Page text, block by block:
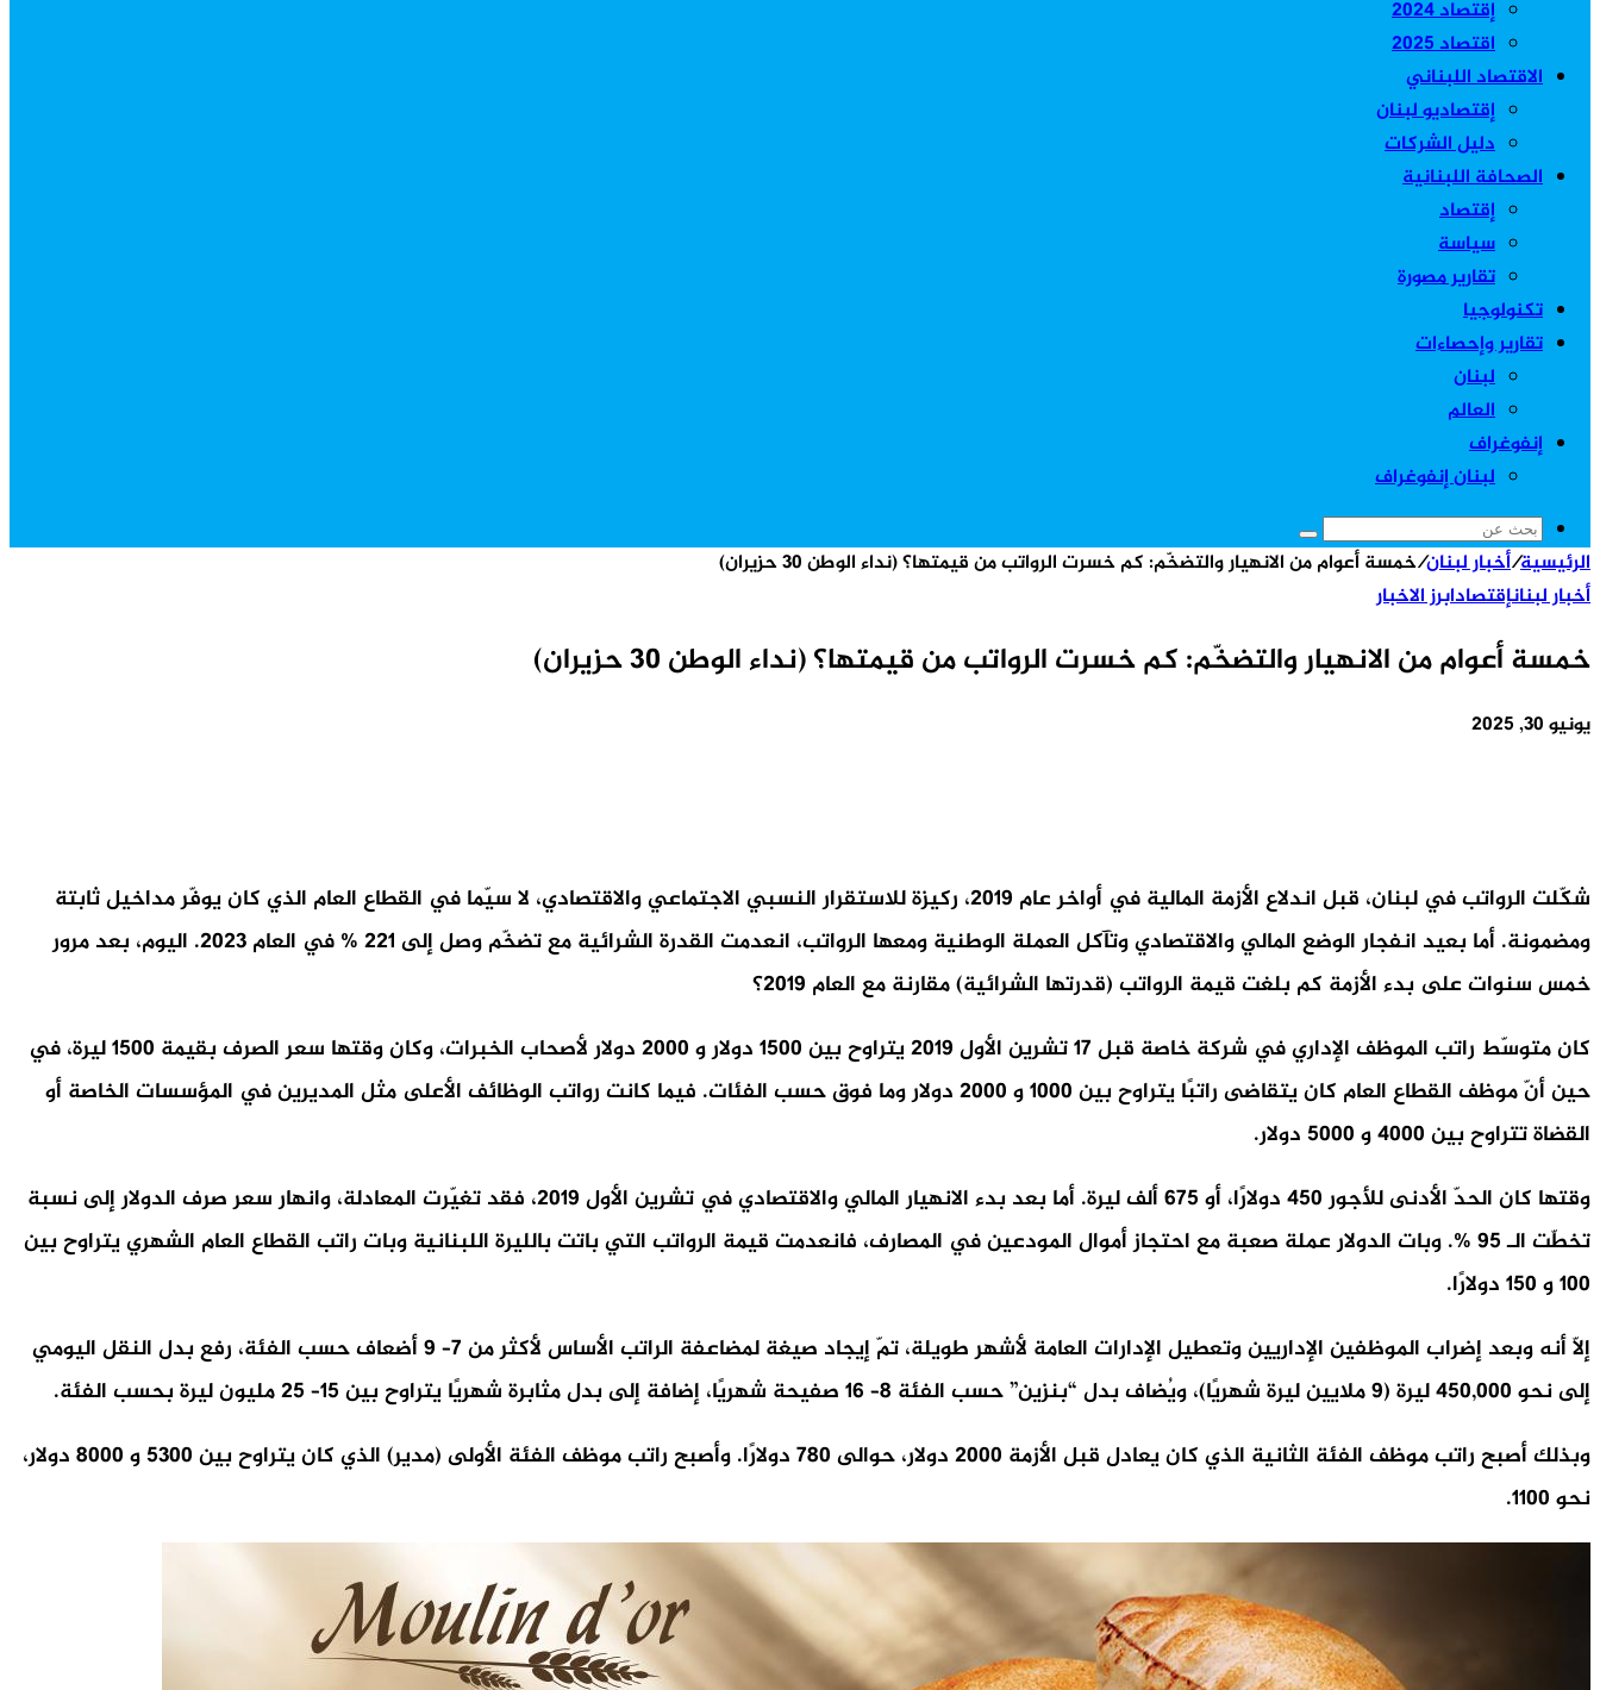
إقتصاد 2024
اقتصاد 2025
الاقتصاد اللبناني
إقتصاديو لبنان
دليل الشركات
الصحافة اللبنانية
إقتصاد
سياسة
تقارير مصورة
تكنولوجيا
تقارير وإحصاءات
لبنان
العالم
إنفوغراف
لبنان إنفوغراف
بحث
عن
الرئيسية/أخبار لبنان/خمسة أعوام من الانهيار والتضخّم: كم خسرت الرواتب من قيمتها؟ (نداء الوطن ٣٠ حزيران)
أخبار لبنانإقتصادابرز الاخبار
خمسة أعوام من الانهيار والتضخّم: كم خسرت الرواتب من قيمتها؟ (نداء الوطن ٣٠ حزيران)
يونيو 30, 2025
شكّلت الرواتب في لبنان، قبل اندلاع الأزمة المالية في أواخر عام 2019، ركيزة للاستقرار النسبي الاجتماعي والاقتصادي، لا سيّما في القطاع العام الذي كان يوفّر مداخيل ثابتة
ومضمونة. أما بعيد انفجار الوضع المالي والاقتصادي وتآكل العملة الوطنية ومعها الرواتب، انعدمت القدرة الشرائية مع تضخّم وصل إلى 221 % في العام 2023. اليوم، بعد مرور
خمس سنوات على بدء الأزمة كم بلغت قيمة الرواتب (قدرتها الشرائية) مقارنة مع العام 2019؟
كان متوسّط راتب الموظف الإداري في شركة خاصة قبل 17 تشرين الأول 2019 يتراوح بين 1500 دولار و 2000 دولار لأصحاب الخبرات، وكان وقتها سعر الصرف بقيمة 1500 ليرة، في
حين أنّ موظف القطاع العام كان يتقاضى راتبًا يتراوح بين 1000 و 2000 دولار وما فوق حسب الفئات. فيما كانت رواتب الوظائف الأعلى مثل المديرين في المؤسسات الخاصة أو
القضاة تتراوح بين 4000 و 5000 دولار.
وقتها كان الحدّ الأدنى للأجور 450 دولارًا، أو 675 ألف ليرة. أما بعد بدء الانهيار المالي والاقتصادي في تشرين الأول 2019، فقد تغيّرت المعادلة، وانهار سعر صرف الدولار إلى نسبة
تخطّت الـ 95 %. وبات الدولار عملة صعبة مع احتجاز أموال المودعين في المصارف، فانعدمت قيمة الرواتب التي باتت بالليرة اللبنانية وبات راتب القطاع العام الشهري يتراوح بين
100 و 150 دولارًا.
إلّا أنه وبعد إضراب الموظفين الإداريين وتعطيل الإدارات العامة لأشهر طويلة، تمّ إيجاد صيغة لمضاعفة الراتب الأساس لأكثر من 7– 9 أضعاف حسب الفئة، رفع بدل النقل اليومي
إلى نحو 450,000 ليرة (9 ملايين ليرة شهريًا)، ويُضاف بدل “بنزين” حسب الفئة 8– 16 صفيحة شهريًا، إضافة إلى بدل مثابرة شهريًا يتراوح بين 15– 25 مليون ليرة بحسب الفئة.
وبذلك أصبح راتب موظف الفئة الثانية الذي كان يعادل قبل الأزمة 2000 دولار، حوالى 780 دولارًا. وأصبح راتب موظف الفئة الأولى (مدير) الذي كان يتراوح بين 5300 و 8000 دولار،
نحو 1100.